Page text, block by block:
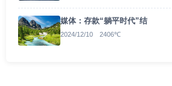
媒体：存款“躺平时代”结
2024/12/10 2406℃